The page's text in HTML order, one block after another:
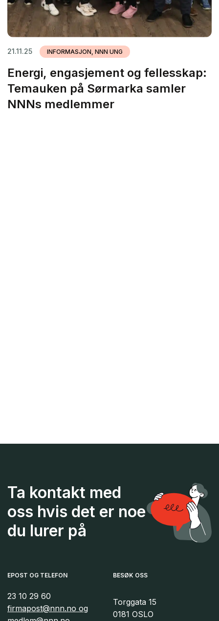
21.11.25 INFORMASJON, NNN UNG
Energi, engasjement og fellesskap:
Temauken på Sørmarka samler
NNNs medlemmer
Ta kontakt med
oss hvis det er noe
du lurer på
EPOST OG TELEFON
23 10 29 60
firmapost@nnn.no og
BESØK OSS
Torggata 15
0181 OSLO